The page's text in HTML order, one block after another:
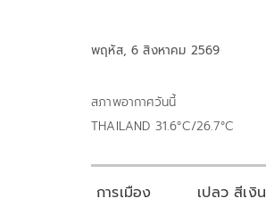
พฤหัส, 6 สิงหาคม 2569
สภาพอากาศวันนี้
THAILAND 31.6°C/26.7°C
การเมือง เปลว สีเงิน